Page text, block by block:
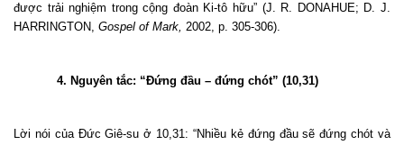
được trải nghiệm trong cộng đoàn Ki-tô hữu” (J. R. DONAHUE; D. J.
HARRINGTON, Gospel of Mark, 2002, p. 305-306).
4. Nguyên tắc: “Đứng đầu – đứng chót” (10,31)
Lời nói của Đức Giê-su ở 10,31: “Nhiều kẻ đứng đầu sẽ đứng chót và